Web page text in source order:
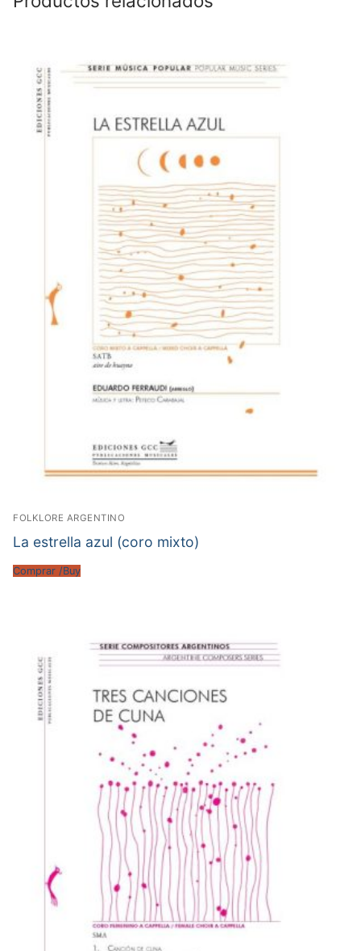
FOLKLORE ARGENTINO
La estrella azul (coro mixto)
Comprar /Buy